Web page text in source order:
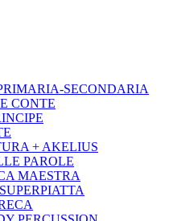
SECONDARIA
CONTE
+ AKELIUS
PAROLE
MAESTRA